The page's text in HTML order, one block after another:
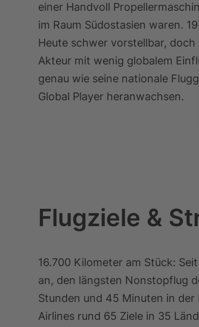
einer Handvoll
im Raum Südostasien waren.
Heute schwer vorstellbar, doch
Akteur mit wenig globalem
genau wie seine nationale
Global Player heranwachsen.
Flugziele &
16.700 Kilometer am Stück:
an, den längsten Nonstopflug
Stunden und 45 Minuten in
Airlines rund 65 Ziele in 35